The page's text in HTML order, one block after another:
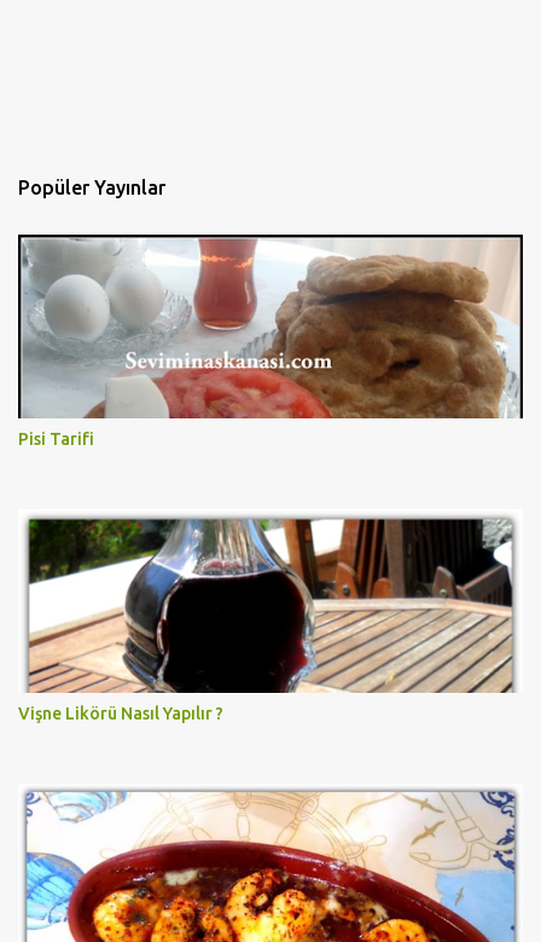
Popüler Yayınlar
Pisi Tarifi
Vişne Likörü Nasıl Yapılır ?